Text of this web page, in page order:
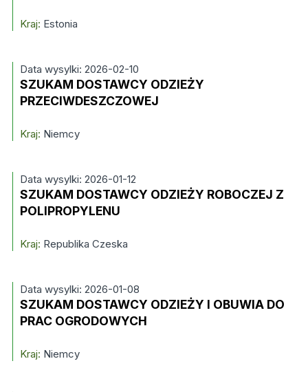
Kraj: Estonia
Data wysylki: 2026-02-10
SZUKAM DOSTAWCY ODZIEŻY
PRZECIWDESZCZOWEJ
Kraj: Niemcy
Data wysylki: 2026-01-12
SZUKAM DOSTAWCY ODZIEŻY ROBOCZEJ Z
POLIPROPYLENU
Kraj: Republika Czeska
Data wysylki: 2026-01-08
SZUKAM DOSTAWCY ODZIEŻY I OBUWIA DO
PRAC OGRODOWYCH
Kraj: Niemcy